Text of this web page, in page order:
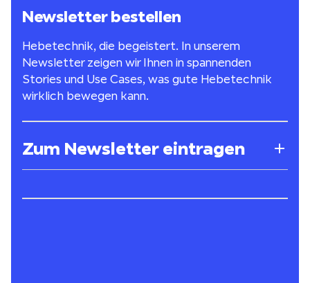
Newsletter bestellen
Hebetechnik, die begeistert. In unserem
Newsletter zeigen wir Ihnen in spannenden
Stories und Use Cases, was gute Hebetechnik
wirklich bewegen kann.
Zum Newsletter eintragen